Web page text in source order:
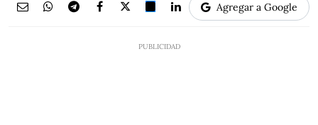
Agregar a Google